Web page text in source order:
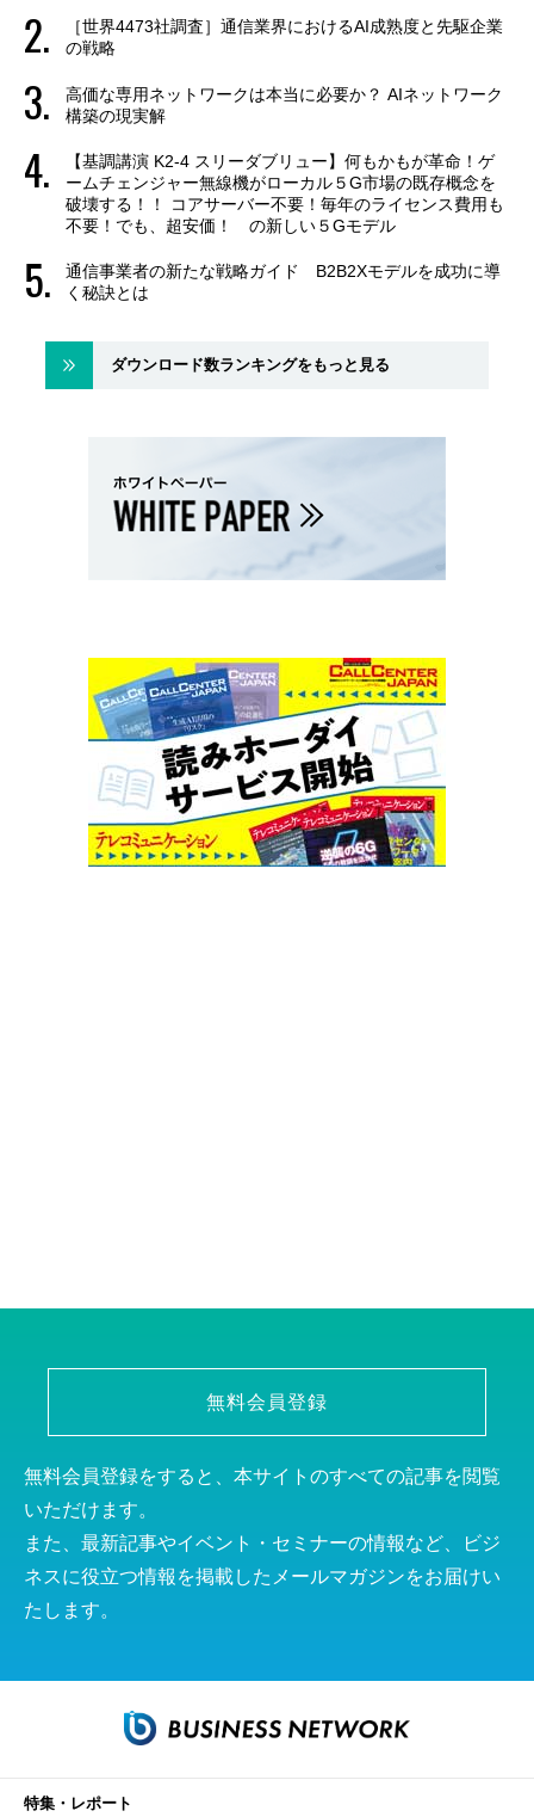
［世界4473社調査］通信業界におけるAI成熟度と先駆企業
の戦略
高価な専用ネットワークは本当に必要か？ AIネットワーク
構築の現実解
【基調講演 K2-4 スリーダブリュー】何もかもが革命！ゲ
ームチェンジャー無線機がローカル５G市場の既存概念を
破壊する！！ コアサーバー不要！毎年のライセンス費用も
不要！でも、超安価！ の新しい５Gモデル
通信事業者の新たな戦略ガイド B2B2Xモデルを成功に導
く秘訣とは
ダウンロード数ランキングをもっと見る
無料会員登録
無料会員登録をすると、本サイトのすべての記事を閲覧
いただけます。
また、最新記事やイベント・セミナーの情報など、ビジ
ネスに役立つ情報を掲載したメールマガジンをお届けい
たします。
特集・レポート